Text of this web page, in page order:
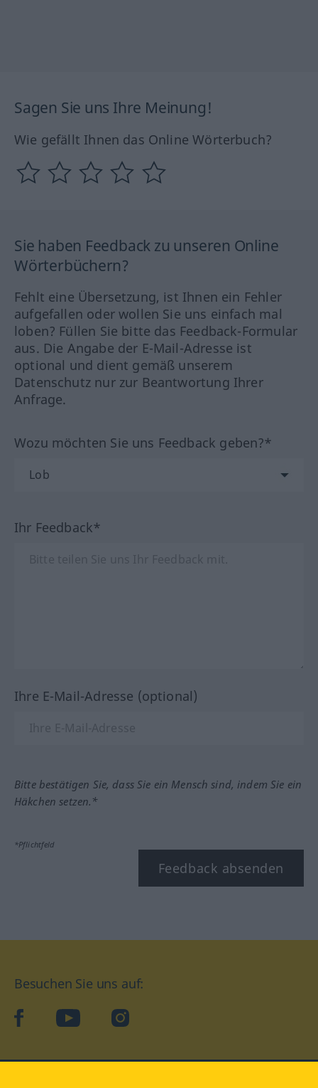
Sagen Sie uns Ihre Meinung!
Wie gefällt Ihnen das Online Wörterbuch?
Sie haben Feedback zu unseren Online
Wörterbüchern?
Fehlt eine Übersetzung, ist Ihnen ein Fehler
aufgefallen oder wollen Sie uns einfach mal
loben? Füllen Sie bitte das Feedback-Formular
aus. Die Angabe der E-Mail-Adresse ist
optional und dient gemäß unserem
Datenschutz nur zur Beantwortung Ihrer
Anfrage.
Wozu möchten Sie uns Feedback geben?*
Ihr Feedback*
Ihre E-Mail-Adresse (optional)
Bitte bestätigen Sie, dass Sie ein Mensch sind, indem Sie ein
Häkchen setzen.*
*Pflichtfeld
Feedback absenden
Besuchen Sie uns auf:
facebookYouTube Instagram